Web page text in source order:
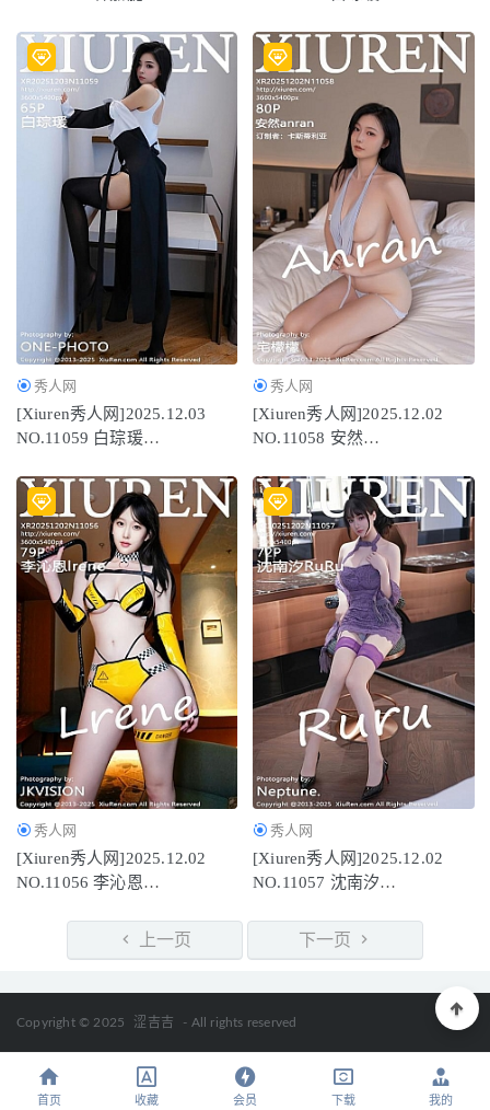
秀人网
[Xiuren秀人网]2025.12.03
NO.11059 白琮瑗
秀人网
[Xiuren秀人网]2025.12.02
NO.11058 安然
秀人网
[Xiuren秀人网]2025.12.02
NO.11056 李沁恩
秀人网
[Xiuren秀人网]2025.12.02
NO.11057 沈南汐
上一页 下一页
Copyright © 2025 涩吉吉 - All rights reserved
首页 收藏 会员 下载 我的